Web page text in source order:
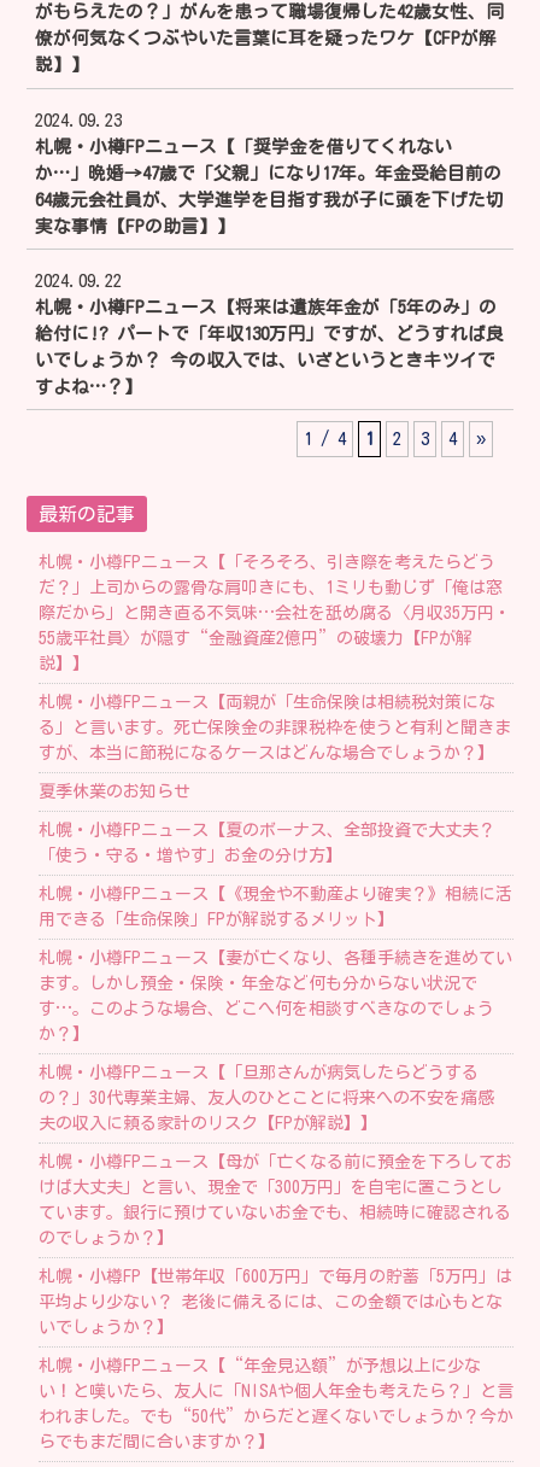
がもらえたの？」がんを患って職場復帰した42歳女性、同
僚が何気なくつぶやいた言葉に耳を疑ったワケ【CFPが解
説】】
2024.09.23
札幌・小樽FPニュース【「奨学金を借りてくれない
か…」晩婚→47歳で「父親」になり17年。年金受給目前の
64歳元会社員が、大学進学を目指す我が子に頭を下げた切
実な事情【FPの助言】】
2024.09.22
札幌・小樽FPニュース【将来は遺族年金が「5年のみ」の
給付に!? パートで「年収130万円」ですが、どうすれば良
いでしょうか？ 今の収入では、いざというときキツイで
すよね…？】
1 / 4 1 2 3 4 »
最新の記事
札幌・小樽FPニュース【「そろそろ、引き際を考えたらどう
だ？」上司からの露骨な肩叩きにも、1ミリも動じず「俺は窓
際だから」と開き直る不気味…会社を舐め腐る〈月収35万円・
55歳平社員〉が隠す“金融資産2億円”の破壊力【FPが解
説】】
札幌・小樽FPニュース【両親が「生命保険は相続税対策にな
る」と言います。死亡保険金の非課税枠を使うと有利と聞きま
すが、本当に節税になるケースはどんな場合でしょうか？】
夏季休業のお知らせ
札幌・小樽FPニュース【夏のボーナス、全部投資で大丈夫？
「使う・守る・増やす」お金の分け方】
札幌・小樽FPニュース【《現金や不動産より確実？》相続に活
用できる「生命保険」FPが解説するメリット】
札幌・小樽FPニュース【妻が亡くなり、各種手続きを進めてい
ます。しかし預金・保険・年金など何も分からない状況で
す…。このような場合、どこへ何を相談すべきなのでしょう
か？】
札幌・小樽FPニュース【「旦那さんが病気したらどうする
の？」30代専業主婦、友人のひとことに将来への不安を痛感
夫の収入に頼る家計のリスク【FPが解説】】
札幌・小樽FPニュース【母が「亡くなる前に預金を下ろしてお
けば大丈夫」と言い、現金で「300万円」を自宅に置こうとし
ています。銀行に預けていないお金でも、相続時に確認される
のでしょうか？】
札幌・小樽FP【 世帯年収「600万円」で毎月の貯蓄「5万円」は
平均より少ない？ 老後に備えるには、この金額では心もとな
いでしょうか？】
札幌・小樽FPニュース【“年金見込額”が予想以上に少な
い！と嘆いたら、友人に「NISAや個人年金も考えたら？」と言
われました。でも“50代”からだと遅くないでしょうか？今か
らでもまだ間に合いますか？】